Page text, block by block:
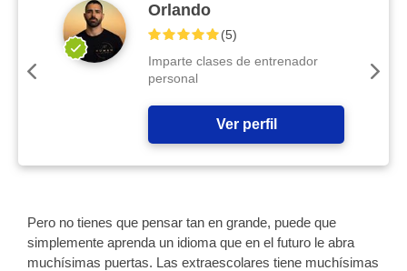
Orlando
(5)
Imparte clases de entrenador
personal
Ver perfil
Pero no tienes que pensar tan en grande, puede que
simplemente aprenda un idioma que en el futuro le abra
muchísimas puertas. Las extraescolares tiene muchísimas